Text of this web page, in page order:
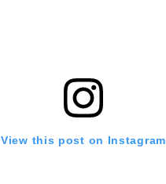
View this post on Instagram